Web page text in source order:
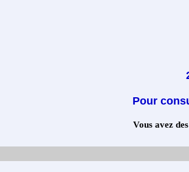
Pour
Vous avez